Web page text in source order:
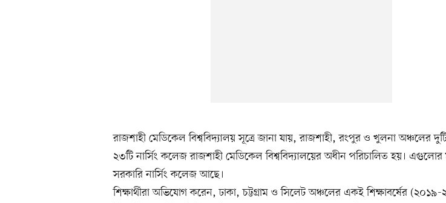
রাজশাহী মেডিকেল বিশ্ববিদ্যালয় সূত্রে জানা যায়, রাজশাহী, রংপুর ও খুলনা অঞ্চলের
২৩টি নার্সিং কলেজ রাজশাহী মেডিকেল বিশ্ববিদ্যালয়ের অধীন পরিচালিত হয়। এগুলোর
সরকারি নার্সিং কলেজ আছে।
শিক্ষার্থীরা অভিযোগ করেন, ঢাকা, চট্টগ্রাম ও সিলেট অঞ্চলের একই শিক্ষাবর্ষের